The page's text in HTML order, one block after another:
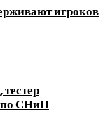
игроков
по СНиП